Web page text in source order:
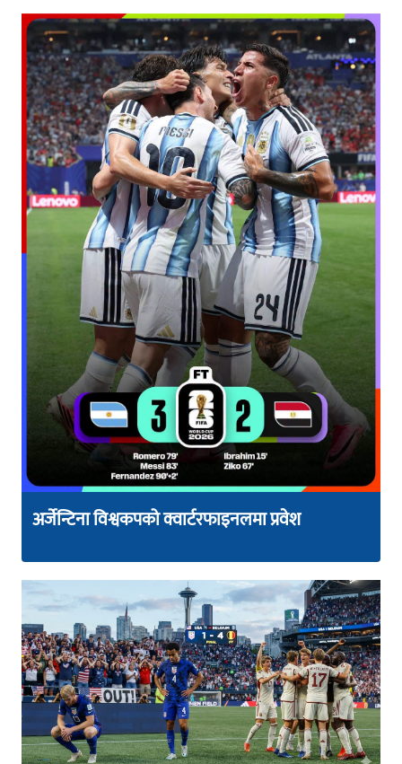
अर्जेन्टिना विश्वकपको क्वार्टरफाइनलमा प्रवेश